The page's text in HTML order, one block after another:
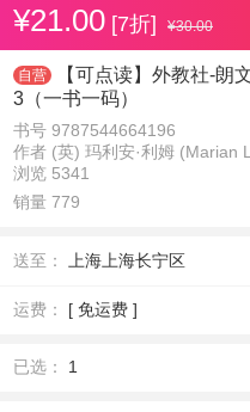
¥21.00 [7折] ¥30.00
自营
【可点读】外教社-朗
3（一书一码）
书号 9787544664196
作者 (英) 玛利安·利姆 (Marian
浏览 5341
销量 779
送至： 上海上海长宁区
运费： [ 免运费 ]
已选： 1